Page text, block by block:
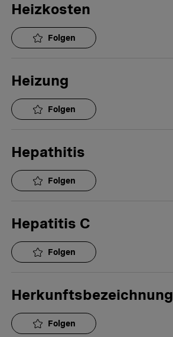
Heizkosten
Folgen
Heizung
Folgen
Hepathitis
Folgen
Hepatitis C
Folgen
Herkunftsbezeichnung
Folgen